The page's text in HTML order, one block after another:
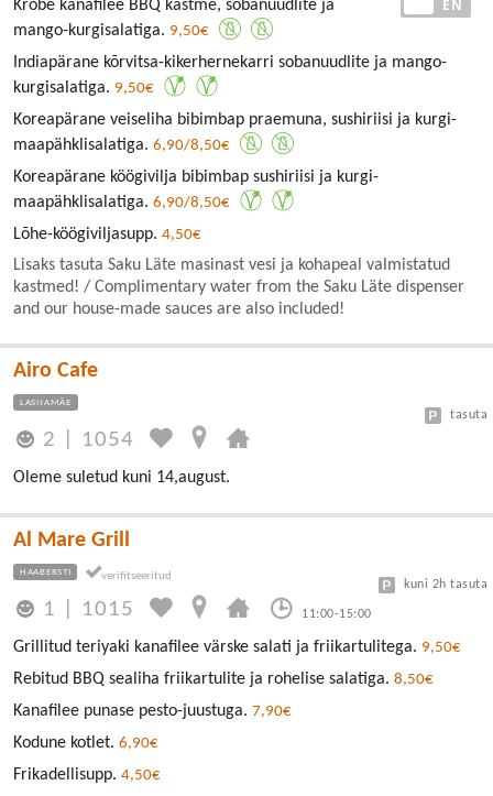
EN
Krõbe kanafilee BBQ kastme, sobanuudlite ja
mango-kurgisalatiga. 9,50€
Indiapärane kõrvitsa-kikerhernekarri sobanuudlite ja mango-
kurgisalatiga. 9,50€
Koreapärane veiseliha bibimbap praemuna, sushiriisi ja kurgi-
maapähklisalatiga. 6,90/8,50€
Koreapärane köögivilja bibimbap sushiriisi ja kurgi-
maapähklisalatiga. 6,90/8,50€
Lõhe-köögiviljasupp. 4,50€
Lisaks tasuta Saku Läte masinast vesi ja kohapeal valmistatud
kastmed! / Complimentary water from the Saku Läte dispenser
and our house-made sauces are also included!
Airo Cafe
LASNAMÄE
2 1054
tasuta
Oleme suletud kuni 14,august.
Al Mare Grill
HAABERSTI
1 1015 11:00-15:00
kuni 2h tasuta
Grillitud teriyaki kanafilee värske salati ja friikartulitega. 9,50€
Rebitud BBQ sealiha friikartulite ja rohelise salatiga. 8,50€
Kanafilee punase pesto-juustuga. 7,90€
Kodune kotlet. 6,90€
Frikadellisupp. 4,50€